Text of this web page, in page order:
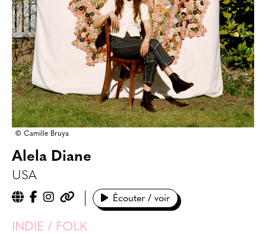
© Camille Bruya
Alela Diane
USA
Écouter / voir
INDIE / FOLK